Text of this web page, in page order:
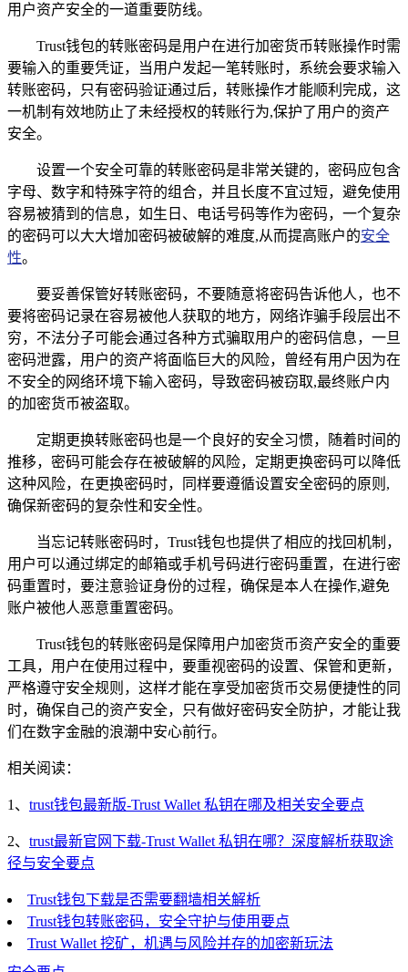
用户资产安全的一道重要防线。
Trust钱包的转账密码是用户在进行加密货币转账操作时需
要输入的重要凭证，当用户发起一笔转账时，系统会要求输入
转账密码，只有密码验证通过后，转账操作才能顺利完成，这
一机制有效地防止了未经授权的转账行为,保护了用户的资产
安全。
设置一个安全可靠的转账密码是非常关键的，密码应包含
字母、数字和特殊字符的组合，并且长度不宜过短，避免使用
容易被猜到的信息，如生日、电话号码等作为密码，一个复杂
的密码可以大大增加密码被破解的难度,从而提高账户的安全
性。
要妥善保管好转账密码，不要随意将密码告诉他人，也不
要将密码记录在容易被他人获取的地方，网络诈骗手段层出不
穷，不法分子可能会通过各种方式骗取用户的密码信息，一旦
密码泄露，用户的资产将面临巨大的风险，曾经有用户因为在
不安全的网络环境下输入密码，导致密码被窃取,最终账户内
的加密货币被盗取。
定期更换转账密码也是一个良好的安全习惯，随着时间的
推移，密码可能会存在被破解的风险，定期更换密码可以降低
这种风险，在更换密码时，同样要遵循设置安全密码的原则,
确保新密码的复杂性和安全性。
当忘记转账密码时，Trust钱包也提供了相应的找回机制，
用户可以通过绑定的邮箱或手机号码进行密码重置，在进行密
码重置时，要注意验证身份的过程，确保是本人在操作,避免
账户被他人恶意重置密码。
Trust钱包的转账密码是保障用户加密货币资产安全的重要
工具，用户在使用过程中，要重视密码的设置、保管和更新，
严格遵守安全规则，这样才能在享受加密货币交易便捷性的同
时，确保自己的资产安全，只有做好密码安全防护，才能让我
们在数字金融的浪潮中安心前行。
相关阅读：
1、 trust钱包最新版-Trust Wallet 私钥在哪及相关安全要点
2、 trust最新官网下载-Trust Wallet 私钥在哪？深度解析获取途
径与安全要点
Trust钱包下载是否需要翻墙相关解析
Trust钱包转账密码，安全守护与使用要点
Trust Wallet 挖矿，机遇与风险并存的加密新玩法